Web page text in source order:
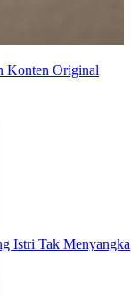
Konten Original
Istri Tak Menyangka